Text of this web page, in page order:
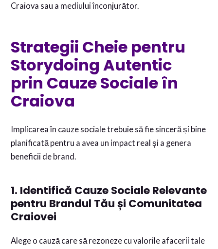
Craiova sau a mediului înconjurător.
Strategii Cheie pentru
Storydoing Autentic
prin Cauze Sociale în
Craiova
Implicarea în cauze sociale trebuie să fie sinceră și bine
planificată pentru a avea un impact real și a genera
beneficii de brand.
1. Identifică Cauze Sociale Relevante
pentru Brandul Tău și Comunitatea
Craiovei
Alege o cauză care să rezoneze cu valorile afacerii tale